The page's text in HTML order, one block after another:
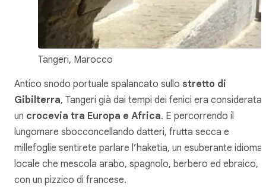
Tangeri, Marocco
Antico snodo portuale spalancato sullo stretto di
Gibilterra, Tangeri già dai tempi dei fenici era considerata
un crocevia tra Europa e Africa. E percorrendo il
lungomare sbocconcellando datteri, frutta secca e
millefoglie sentirete parlare l’haketia, un esuberante idioma
locale che mescola arabo, spagnolo, berbero ed ebraico,
con un pizzico di francese.